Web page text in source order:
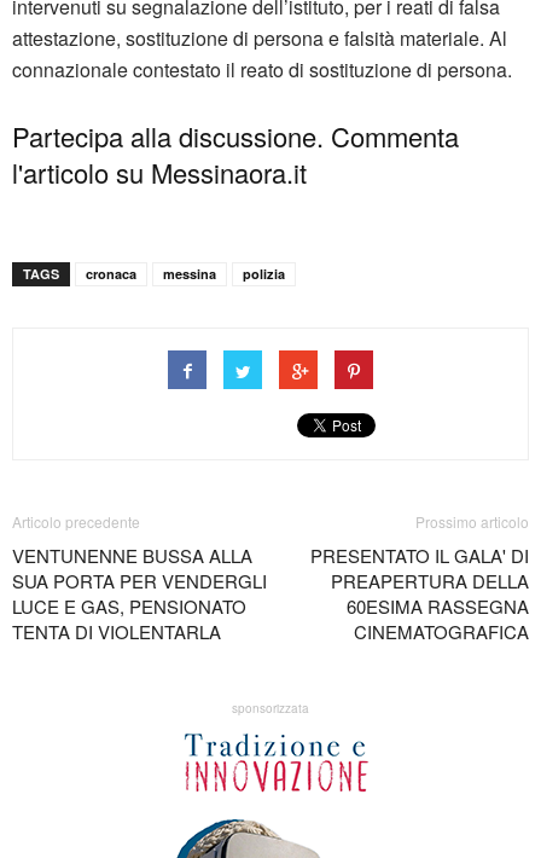
intervenuti su segnalazione dell’istituto, per i reati di falsa
attestazione, sostituzione di persona e falsità materiale. Al
connazionale contestato il reato di sostituzione di persona.
Partecipa alla discussione. Commenta
l'articolo su Messinaora.it
TAGS cronaca messina polizia
Articolo precedente
VENTUNENNE BUSSA ALLA
SUA PORTA PER VENDERGLI
LUCE E GAS, PENSIONATO
TENTA DI VIOLENTARLA
Prossimo articolo
PRESENTATO IL GALA' DI
PREAPERTURA DELLA
60ESIMA RASSEGNA
CINEMATOGRAFICA
sponsorizzata